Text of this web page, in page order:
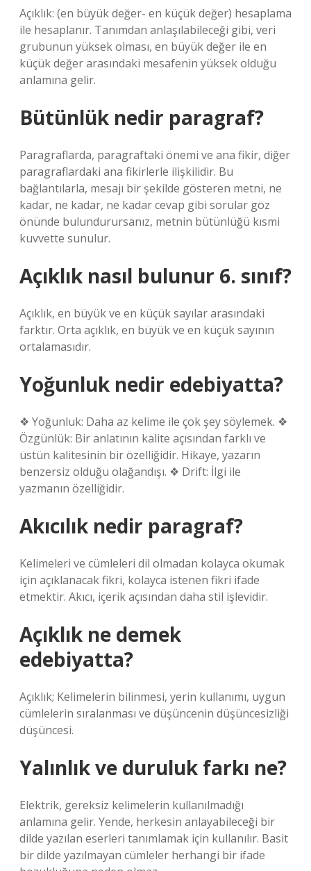
Açıklık: (en büyük değer- en küçük değer) hesaplama
ile hesaplanır. Tanımdan anlaşılabileceği gibi, veri
grubunun yüksek olması, en büyük değer ile en
küçük değer arasındaki mesafenin yüksek olduğu
anlamına gelir.
Bütünlük nedir paragraf?
Paragraflarda, paragraftaki önemi ve ana fikir, diğer
paragraflardaki ana fikirlerle ilişkilidir. Bu
bağlantılarla, mesajı bir şekilde gösteren metni, ne
kadar, ne kadar, ne kadar cevap gibi sorular göz
önünde bulundurursanız, metnin bütünlüğü kısmi
kuvvette sunulur.
Açıklık nasıl bulunur 6. sınıf?
Açıklık, en büyük ve en küçük sayılar arasındaki
farktır. Orta açıklık, en büyük ve en küçük sayının
ortalamasıdır.
Yoğunluk nedir edebiyatta?
❖ Yoğunluk: Daha az kelime ile çok şey söylemek. ❖
Özgünlük: Bir anlatının kalite açısından farklı ve
üstün kalitesinin bir özelliğidir. Hikaye, yazarın
benzersiz olduğu olağandışı. ❖ Drift: İlgi ile
yazmanın özelliğidir.
Akıcılık nedir paragraf?
Kelimeleri ve cümleleri dil olmadan kolayca okumak
için açıklanacak fikri, kolayca istenen fikri ifade
etmektir. Akıcı, içerik açısından daha stil işlevidir.
Açıklık ne demek
edebiyatta?
Açıklık; Kelimelerin bilinmesi, yerin kullanımı, uygun
cümlelerin sıralanması ve düşüncenin düşüncesizliği
düşüncesi.
Yalınlık ve duruluk farkı ne?
Elektrik, gereksiz kelimelerin kullanılmadığı
anlamına gelir. Yende, herkesin anlayabileceği bir
dilde yazılan eserleri tanımlamak için kullanılır. Basit
bir dilde yazılmayan cümleler herhangi bir ifade